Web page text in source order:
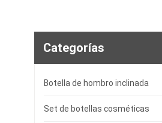
Categorías
Botella de hombro inclinada
Set de botellas cosméticas